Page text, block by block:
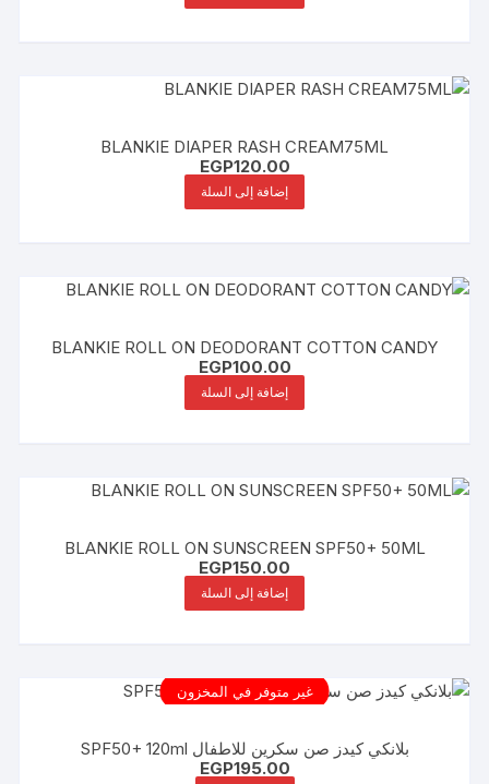
BLANKIE DIAPER RASH CREAM75ML
EGP120.00
إضافة إلى السلة
BLANKIE ROLL ON DEODORANT COTTON CANDY
EGP100.00
إضافة إلى السلة
BLANKIE ROLL ON SUNSCREEN SPF50+ 50ML
EGP150.00
إضافة إلى السلة
غير متوفر في المخزون
بلانكي كيدز صن سكرين للاطفال SPF50+ 120ml
EGP195.00